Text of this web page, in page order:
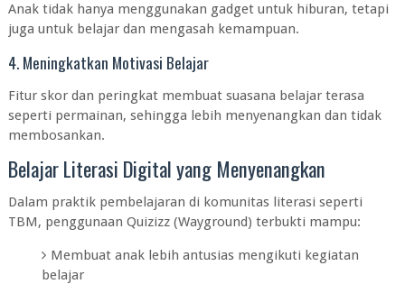
Anak tidak hanya menggunakan gadget untuk hiburan, tetapi
juga untuk belajar dan mengasah kemampuan.
4. Meningkatkan Motivasi Belajar
Fitur skor dan peringkat membuat suasana belajar terasa
seperti permainan, sehingga lebih menyenangkan dan tidak
membosankan.
Belajar Literasi Digital yang Menyenangkan
Dalam praktik pembelajaran di komunitas literasi seperti
TBM, penggunaan Quizizz (Wayground) terbukti mampu:
Membuat anak lebih antusias mengikuti kegiatan
belajar